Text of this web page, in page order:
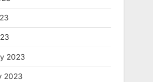
2023
2023